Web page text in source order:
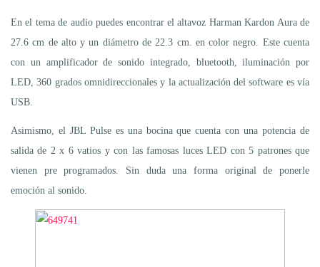
En el tema de audio puedes encontrar el altavoz Harman Kardon Aura de
27.6 cm de alto y un diámetro de 22.3 cm. en color negro. Este cuenta
con un amplificador de sonido integrado, bluetooth, iluminación por
LED, 360 grados omnidireccionales y la actualización del software es vía
USB.
Asimismo, el JBL Pulse es una bocina que cuenta con una potencia de
salida de 2 x 6 vatios y con las famosas luces LED con 5 patrones que
vienen pre programados. Sin duda una forma original de ponerle
emoción al sonido.